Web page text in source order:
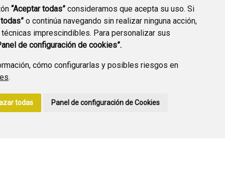
“Aceptar todas” consideramos que acepta su uso. Si
o continúa navegando sin realizar ninguna acción,
imprescindibles. Para personalizar sus
de configuración de cookies”.
cómo configurarlas y posibles riesgos en
.
todas Panel de configuración de Cookies
PREGUNTAS
FRECUENTES
PLAN DE ACCIÓN LOCAL
2030